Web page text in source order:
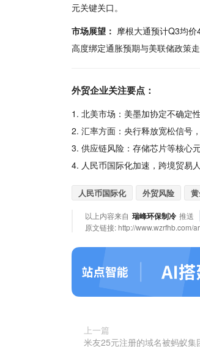
元关键关口。
市场展望： 摩根大通预计Q3均
高度绑定通胀预期与美联储政策走
外贸企业关注要点：
1. 北美市场：美墨加协定不确定
2. 汇率方面：央行释放宽松信号
3. 供应链风险：存储芯片等核心
4. 人民币国际化加速，跨境贸易
人民币国际化 外贸风险
以上内容来自 瑞峰环保制冷 推送
原文链接:http://www.wzrfhb.com/
上一篇